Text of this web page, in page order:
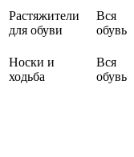
Растяжители
для обуви
Вся
обувь
Носки и
ходьба
Вся
обувь